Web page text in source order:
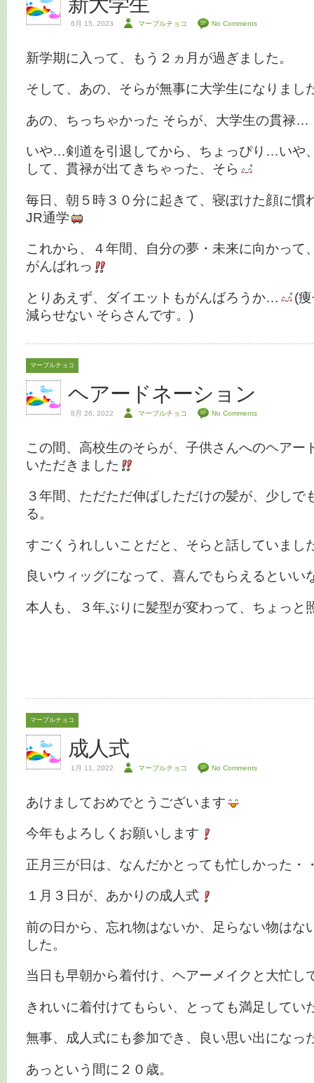
6月 15, 2023 マーブルチョコ No Comments
新学期に入って、もう２ヵ月が過ぎました。
そして、あの、そらが無事に大学生になりまし
あの、ちっちゃかった そらが、大学生の貫禄…
いや…剣道を引退してから、ちょっぴり…いや
して、貫禄が出てきちゃった、そら
毎日、朝５時３０分に起きて、寝ぼけた顔に慣
JR通学
これから、４年間、自分の夢・未来に向かって
がんばれっ
とりあえず、ダイエットもがんばろうか…
(
減らせない そらさんです。)
マーブルチョコ
ヘアードネーション
8月 26, 2022 マーブルチョコ No Comments
この間、高校生のそらが、子供さんへのヘアー
いただきました
３年間、ただただ伸ばしただけの髪が、少しで
る。
すごくうれしいことだと、そらと話していまし
良いウィッグになって、喜んでもらえるといい
本人も、３年ぶりに髪型が変わって、ちょっと
マーブルチョコ
成人式
1月 11, 2022 マーブルチョコ No Comments
あけましておめでとうございます
今年もよろしくお願いします
正月三が日は、なんだかとっても忙しかった・
１月３日が、あかりの成人式
前の日から、忘れ物はないか、足らない物はな
した。
当日も早朝から着付け、ヘアーメイクと大忙し
きれいに着付けてもらい、とっても満足してい
無事、成人式にも参加でき、良い思い出になっ
あっという間に２０歳。